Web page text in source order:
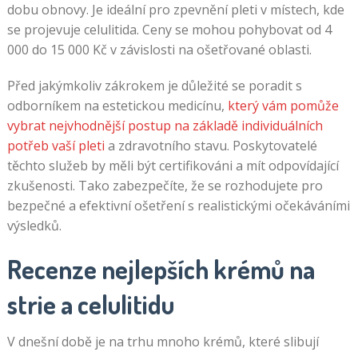
dobu obnovy. Je ideální pro zpevnění pleti v místech, kde
se projevuje celulitida. Ceny se mohou pohybovat od 4
000 do 15 000 Kč v závislosti na ošetřované oblasti.
Před jakýmkoliv zákrokem je důležité se poradit s
odborníkem na estetickou medicínu, který vám pomůže
vybrat nejvhodnější postup na základě individuálních
potřeb vaší pleti a zdravotního stavu. Poskytovatelé
těchto služeb by měli být certifikováni a mít odpovídající
zkušenosti. Tako zabezpečíte, že se rozhodujete pro
bezpečné a efektivní ošetření s realistickými očekáváními
výsledků.
Recenze nejlepších krémů na
strie a celulitidu
V dnešní době je na trhu mnoho krémů, které slibují